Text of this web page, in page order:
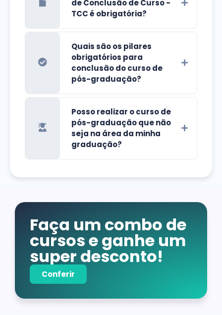
de Conclusão de Curso -
TCC é obrigatória?
Quais são os pilares
obrigatórios para
conclusão do curso de
pós-graduação?
Posso realizar o curso de
pós-graduação que não
seja na área da minha
graduação?
Faça um combo de
cursos e ganhe um
super desconto!
Conferir